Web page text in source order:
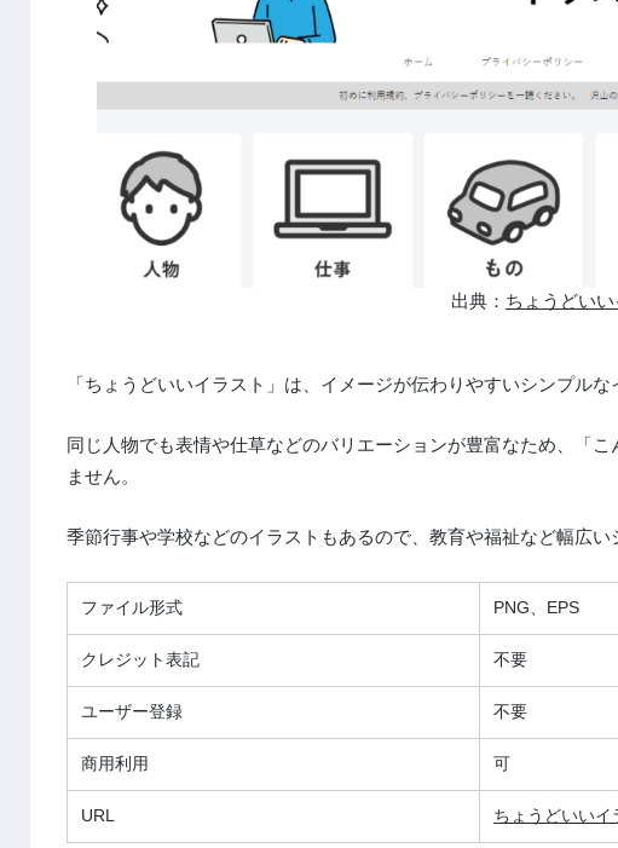
出典： ちょうどいい
「ちょうどいいイラスト」は、イメージが伝わりやすいシンプル
同じ人物でも表情や仕草などのバリエーションが豊富なため、「
ません。
季節行事や学校などのイラストもあるので、教育や福祉など幅広い
ファイル形式 PNG、EPS
クレジット表記 不要
ユーザー登録 不要
商用利用 可
URL ちょうどいいイ